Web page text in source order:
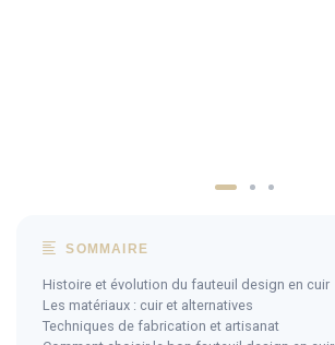
SOMMAIRE
Histoire et évolution du fauteuil design en cuir
Les matériaux : cuir et alternatives
Techniques de fabrication et artisanat